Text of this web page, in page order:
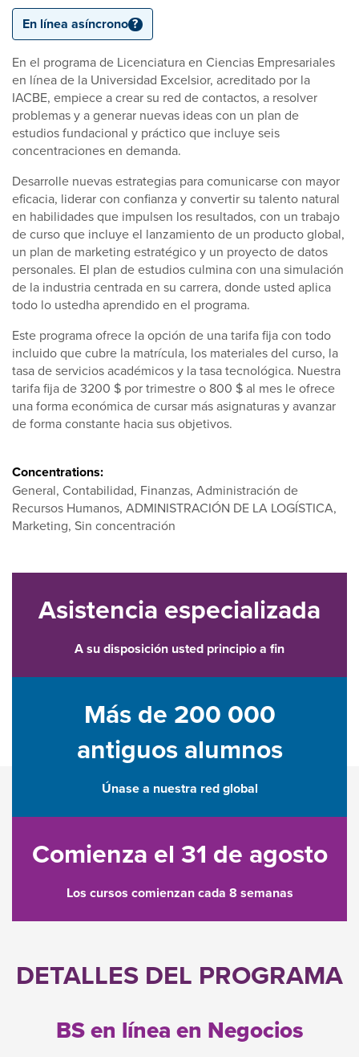
En línea asíncrono ?
En el programa de Licenciatura en Ciencias Empresariales
en línea de la Universidad Excelsior, acreditado por la
IACBE, empiece a crear su red de contactos, a resolver
problemas y a generar nuevas ideas con un plan de
estudios fundacional y práctico que incluye seis
concentraciones en demanda.
Desarrolle nuevas estrategias para comunicarse con mayor
eficacia, liderar con confianza y convertir su talento natural
en habilidades que impulsen los resultados, con un trabajo
de curso que incluye el lanzamiento de un producto global,
un plan de marketing estratégico y un proyecto de datos
personales. El plan de estudios culmina con una simulación
de la industria centrada en su carrera, donde usted aplica
todo lo ustedha aprendido en el programa.
Este programa ofrece la opción de una tarifa fija con todo
incluido que cubre la matrícula, los materiales del curso, la
tasa de servicios académicos y la tasa tecnológica. Nuestra
tarifa fija de 3200 $ por trimestre o 800 $ al mes le ofrece
una forma económica de cursar más asignaturas y avanzar
de forma constante hacia sus objetivos.
Concentrations:
General, Contabilidad, Finanzas, Administración de
Recursos Humanos, ADMINISTRACIÓN DE LA LOGÍSTICA,
Marketing, Sin concentración
Asistencia especializada
A su disposición usted principio a fin
Más de 200 000
antiguos alumnos
Únase a nuestra red global
Comienza el 31 de agosto
Los cursos comienzan cada 8 semanas
DETALLES DEL PROGRAMA
BS en línea en Negocios